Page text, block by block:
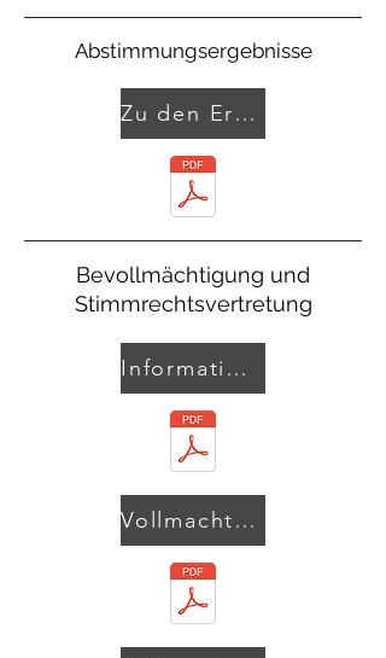
Abstimmungsergebnisse
Zu den Ergebnissen
Bevollmächtigung und
Stimmrechtsvertretung
Informationen zur Abstimmung und Bevollmächtigung
Vollmacht und Weisung zur Stimmrechtsvertretung